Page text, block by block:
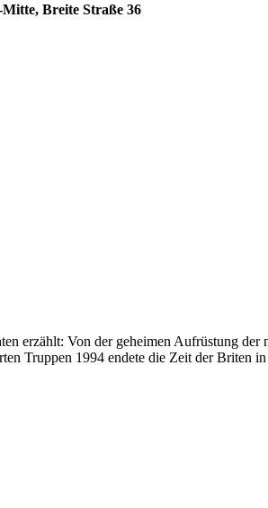
Breite Straße 36
erzählt: Von der geheimen Aufrüstung
Truppen 1994 endete die Zeit der Briten